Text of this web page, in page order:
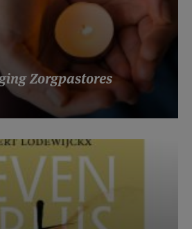
Zorgpastores